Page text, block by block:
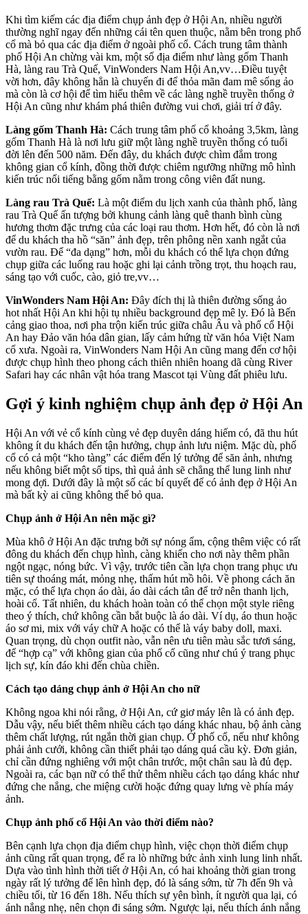
Khi tìm kiếm các địa điểm chụp ảnh đẹp ở Hội An, nhiều người
thường nghĩ ngay đến những cái tên quen thuộc, nằm bên trong phổ
cổ mà bỏ qua các địa điểm ở ngoài phố cổ. Cách trung tâm thành
phố Hội An chừng vài km, một số địa điểm như làng gốm Thanh
Hà, làng rau Trà Quế, VinWonders Nam Hội An,vv…Điều tuyệt
vời hơn, đây không hẳn là chuyến đi để thỏa mãn đam mê sống ảo
mà còn là cơ hội để tìm hiểu thêm về các làng nghề truyền thống ở
Hội An cũng như khám phá thiên đường vui chơi, giải trí ở đây.
Làng gốm Thanh Hà: Cách trung tâm phố cổ khoảng 3,5km, làng
gốm Thanh Hà là nơi lưu giữ một làng nghề truyền thống có tuổi
đời lên đến 500 năm. Đến đây, du khách được chìm đắm trong
không gian cổ kính, đồng thời được chiêm ngưỡng những mô hình
kiến trúc nổi tiếng bằng gốm nằm trong công viên đất nung.
Làng rau Trà Quế: Là một điểm du lịch xanh của thành phố, làng
rau Trà Quế ấn tượng bởi khung cảnh làng quê thanh bình cùng
hương thơm đặc trưng của các loại rau thơm. Hơn hết, đó còn là nơi
để du khách tha hồ “săn” ảnh đẹp, trên phông nền xanh ngắt của
vườn rau. Để “đa dạng” hơn, mỗi du khách có thể lựa chọn đứng
chụp giữa các luống rau hoặc ghi lại cảnh trồng trọt, thu hoạch rau,
sáng tạo với cuốc, cào, giỏ tre,vv…
VinWonders Nam Hội An: Đây đích thị là thiên đường sống ảo
hot nhất Hội An khi hội tụ nhiều background đẹp mê ly. Đó là Bến
cảng giao thoa, nơi pha trộn kiến trúc giữa châu Âu và phố cổ Hội
An hay Đảo văn hóa dân gian, lấy cảm hứng từ văn hóa Việt Nam
cổ xưa. Ngoài ra, VinWonders Nam Hội An cũng mang đến cơ hội
được chụp hình theo phong cách thiên nhiên hoang dã cùng River
Safari hay các nhân vật hóa trang Mascot tại Vùng đất phiêu lưu.
Gợi ý kinh nghiệm chụp ảnh đẹp ở Hội An
Hội An với vẻ cổ kính cùng vẻ đẹp duyên dáng hiếm có, đã thu hút
không ít du khách đến tận hưởng, chụp ảnh lưu niệm. Mặc dù, phố
cổ có cả một “kho tàng” các điểm đến lý tưởng để săn ảnh, nhưng
nếu không biết một số tips, thì quả ảnh sẽ chẳng thể lung linh như
mong đợi. Dưới đây là một số các bí quyết để có ảnh đẹp ở Hội An
mà bất kỳ ai cũng không thể bỏ qua.
Chụp ảnh ở Hội An nên mặc gì?
Mùa khô ở Hội An đặc trưng bởi sự nóng ẩm, cộng thêm việc có rất
đông du khách đến chụp hình, càng khiến cho nơi này thêm phần
ngột ngạc, nóng bức. Vì vậy, trước tiên cần lựa chọn trang phục ưu
tiên sự thoáng mát, mỏng nhẹ, thấm hút mồ hôi. Về phong cách ăn
mặc, có thể lựa chọn áo dài, áo dài cách tân để trở nên thanh lịch,
hoài cổ. Tất nhiên, du khách hoàn toàn có thể chọn một style riêng
theo ý thích, chứ không cần bắt buộc là áo dài. Ví dụ, áo thun hoặc
áo sơ mi, mix với váy chữ A hoặc có thể là váy baby doll, maxi.
Quan trọng, dù chọn outfit nào, vẫn nên ưu tiên màu sắc tươi sáng,
để “hợp cạ” với không gian của phố cổ cũng như chú ý trang phục
lịch sự, kín đáo khi đến chùa chiền.
Cách tạo dáng chụp ảnh ở Hội An cho nữ
Không ngoa khi nói rằng, ở Hội An, cứ giơ máy lên là có ảnh đẹp.
Dẫu vậy, nếu biết thêm nhiều cách tạo dáng khác nhau, bộ ảnh càng
thêm chất lượng, rút ngắn thời gian chụp. Ở phố cổ, nếu như không
phải ảnh cưới, không cần thiết phải tạo dáng quá cầu kỳ. Đơn giản,
chỉ cần đứng nghiêng với một chân trước, một chân sau là đủ đẹp.
Ngoài ra, các bạn nữ có thể thử thêm nhiều cách tạo dáng khác như
đứng che nắng, che miệng cười hoặc đứng quay lưng vè phía máy
ảnh.
Chụp ảnh phố cổ Hội An vào thời điểm nào?
Bên cạnh lựa chọn địa điểm chụp hình, việc chọn thời điểm chụp
ảnh cũng rất quan trọng, để ra lò những bức ảnh xinh lung linh nhất.
Dựa vào tình hình thời tiết ở Hội An, có hai khoảng thời gian trong
ngày rất lý tưởng để lên hình đẹp, đó là sáng sớm, từ 7h đến 9h và
chiều tối, từ 16 đến 18h. Nếu thích sự yên bình, ít người qua lại, có
ánh nắng nhẹ, nên chọn đi sáng sớm. Ngược lại, nếu thích ánh nắng